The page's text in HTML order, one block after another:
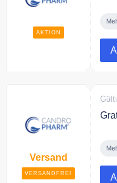
AKTION
Versand
VERSANDFREI